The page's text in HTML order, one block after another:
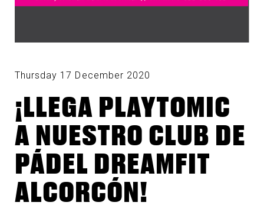
Thursday 17 December 2020
¡LLEGA PLAYTOMIC
A NUESTRO CLUB DE
PÁDEL DREAMFIT
ALCORCÓN!